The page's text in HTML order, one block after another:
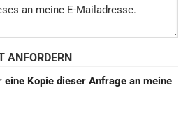
ANFORDERN
eine Kopie dieser Anfrage an meine